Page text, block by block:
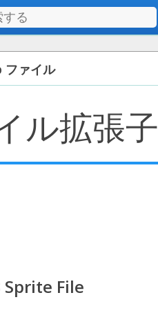
ファイル
ル拡張子
Sprite File